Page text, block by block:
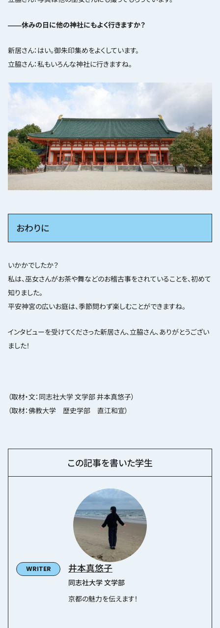
――休みの日に他の神社にもよく行きますか？
新居さん：はい。御朱印集めをよくしています。
立脇さん：私もいろんな神社に行きますね。
おわりに
いかかでしたか？
私は、巫女さんがお茶や舞などのお稽古事をされていることを、初めて
知りました。
平安神宮の広いお庭は、季節問わず楽しむことができますね。
インタビューを受けてくださった新居さん、立脇さん、ありがとうござい
ました！
（取材・文：同志社大学 文学部 井本真悠子）
（取材：佛教大学 歴史学部 直江和宣）
この記事を書いた学生
井本真悠子
同志社大学 文学部
京都の魅力を伝えます！